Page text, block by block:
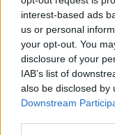
interest-based ads
us or personal
your opt-out. You
disclosure of your
IAB’s list of
also be disclosed by
Downstream
estable.otra pregunta,
cosa) q podra ser? lo
haldex.q opinais.ah y
q puede ser la sincro?
Responder